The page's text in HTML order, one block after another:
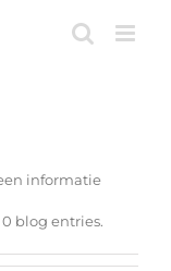
informatie
blog entries.